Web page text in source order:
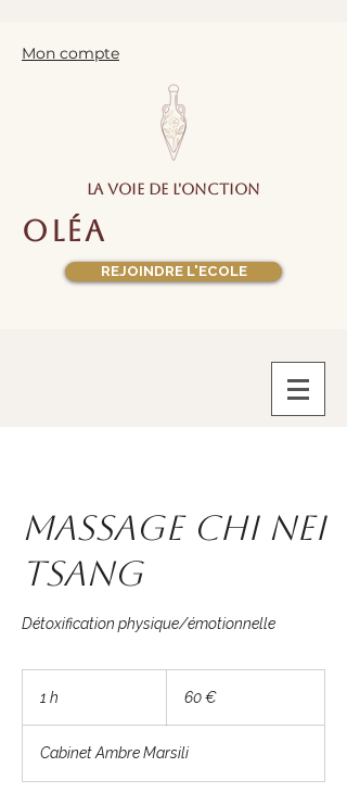
Mon compte
la voie de l'onction
oléa
REJOINDRE L'ECOLE
Massage Chi Nei
Tsang
Détoxification physique/émotionnelle
1 h 60 €
Cabinet Ambre Marsili